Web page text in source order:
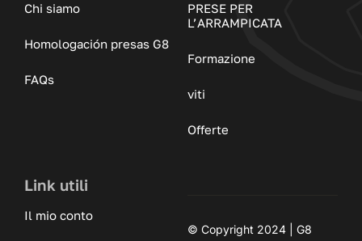
Chi siamo
Homologación presas G8
FAQs
PRESE PER
L’ARRAMPICATA
Formazione
viti
Offerte
Link utili
Il mio conto
© Copyright 2024 | G8